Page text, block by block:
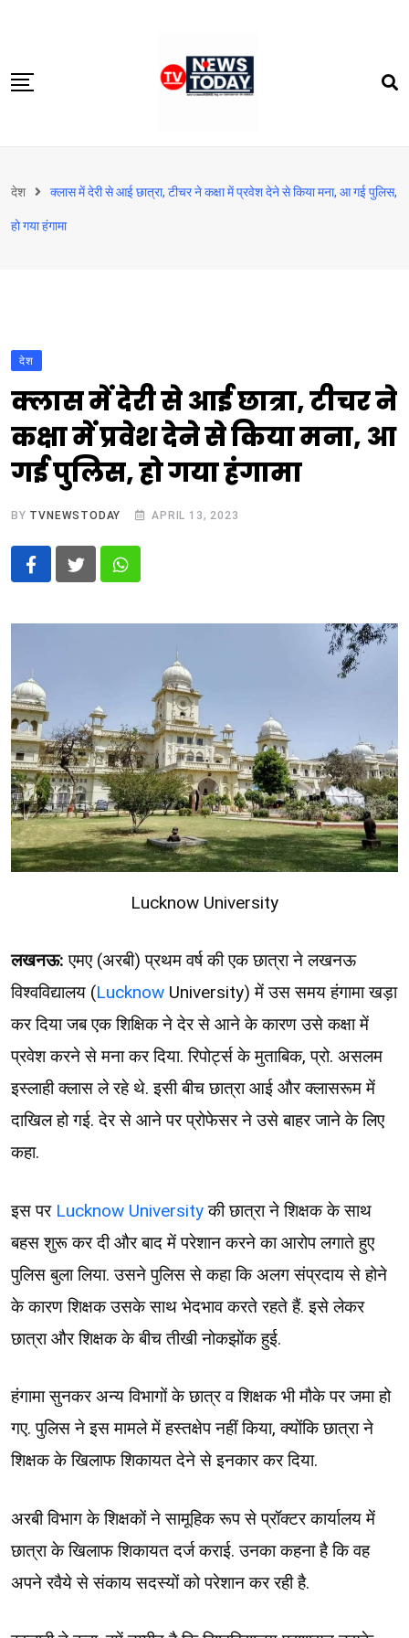
content
दिल्‍ली-एनसीआर
उत्तराखंड
बिजनेस
विदेश
देश क्‍लास में देरी से आई छात्रा, टीचर ने कक्षा में प्रवेश देने से किया मना, आ गई पुलिस,
हो गया हंगामा
देश
क्‍लास में देरी से आई छात्रा, टीचर ने
कक्षा में प्रवेश देने से किया मना, आ
गई पुलिस, हो गया हंगामा
BY TVNEWSTODAY APRIL 13, 2023
Whatsapp
Lucknow University
लखनऊ: एमए (अरबी) प्रथम वर्ष की एक छात्रा ने लखनऊ
विश्वविद्यालय (Lucknow University) में उस समय हंगामा खड़ा
कर दिया जब एक शिक्षिक ने देर से आने के कारण उसे कक्षा में
प्रवेश करने से मना कर दिया. रिपोर्ट्स के मुताबिक, प्रो. असलम
इस्लाही क्लास ले रहे थे. इसी बीच छात्रा आई और क्लासरूम में
दाखिल हो गई. देर से आने पर प्रोफेसर ने उसे बाहर जाने के लिए
कहा.
इस पर Lucknow Universityकी छात्रा ने शिक्षक के साथ
बहस शुरू कर दी और बाद में परेशान करने का आरोप लगाते हुए
पुलिस बुला लिया. उसने पुलिस से कहा कि अलग संप्रदाय से होने
के कारण शिक्षक उसके साथ भेदभाव करते रहते हैं. इसे लेकर
छात्रा और शिक्षक के बीच तीखी नोकझोंक हुई.
हंगामा सुनकर अन्य विभागों के छात्र व शिक्षक भी मौके पर जमा हो
गए. पुलिस ने इस मामले में हस्तक्षेप नहीं किया, क्योंकि छात्रा ने
शिक्षक के खिलाफ शिकायत देने से इनकार कर दिया.
अरबी विभाग के शिक्षकों ने सामूहिक रूप से प्रॉक्टर कार्यालय में
छात्रा के खिलाफ शिकायत दर्ज कराई. उनका कहना है कि वह
अपने रवैये से संकाय सदस्यों को परेशान कर रही है.